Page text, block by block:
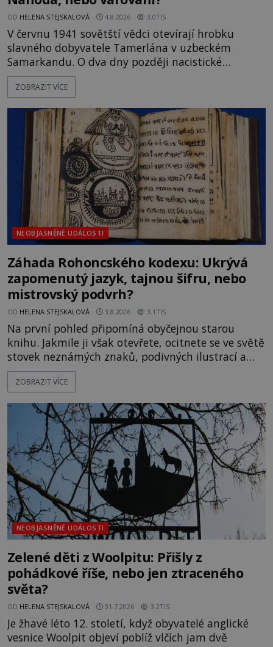
OD HELENA STEJSKALOVÁ 4.8.2026 3.0TIS
V červnu 1941 sovětští vědci otevírají hrobku
slavného dobyvatele Tamerlána v uzbeckém
Samarkandu. O dva dny později nacistické
Německo zahajuje operaci Barbarossa a napadá
Sovětský svaz. Shoda dat je natolik zarážející, že se
na legendě něco pravdy, nebo jde jen o fascinující
souhru okolností? Když antropolog Michail
Gerasimov (1907-1970) a
ZOBRAZIT VÍCE
NEOBJASNĚNÉ UDÁLOSTI
Záhada Rohoncského kodexu: Ukrývá
zapomenutý jazyk, tajnou šifru, nebo
mistrovský podvrh?
OD HELENA STEJSKALOVÁ 3.8.2026 3.1TIS
Na první pohled připomíná obyčejnou starou
knihu. Jakmile ji však otevřete, ocitnete se ve světě
stovek neznámých znaků, podivných ilustrací a
textu, který už téměř dvě století vzdoruje všem
pokusům o rozluštění. Rohoncský kodex patří mezi
jistotou neví, kdo jej napsal, kdy vznikl ani co
vlastně vypráví. Rohoncský kodex se poprvé
objevuje v roce
ZOBRAZIT VÍCE
NEOBJASNĚNÉ UDÁLOSTI
Zelené děti z Woolpitu: Přišly z
pohádkové říše, nebo jen ztraceného
světa?
OD HELENA STEJSKALOVÁ 31.7.2026 3.2TIS
Je žhavé léto 12. století, když obyvatelé anglické
vesnice Woolpit objeví poblíž vlčích jam dvě